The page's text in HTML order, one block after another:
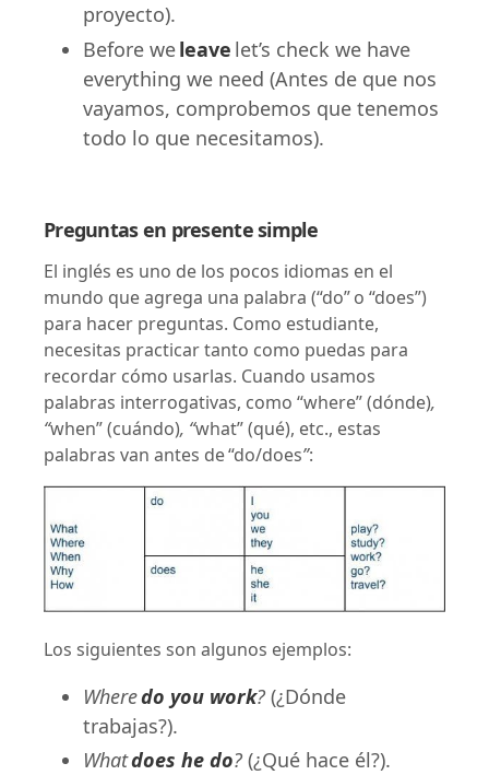
proyecto).
Before weleave let’s check we have
everything we need (Antes de que nos
vayamos, comprobemos que tenemos
todo lo que necesitamos).
Preguntas en presente simple
El inglés es uno de los pocos idiomas en el
mundo que agrega una palabra (“do” o “does”)
para hacer preguntas. Como estudiante,
necesitas practicar tanto como puedas para
recordar cómo usarlas. Cuando usamos
palabras interrogativas, como “where” (dónde),
“when”(cuándo), “what” (qué), etc., estas
palabras van antes de “do/does”:
Los siguientes son algunos ejemplos:
Wheredo you work? (¿Dónde
trabajas?).
Whatdoes he do? (¿Qué hace él?).